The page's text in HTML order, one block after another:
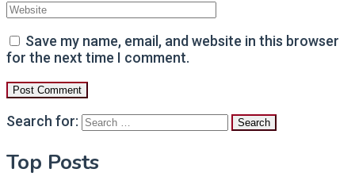
Save my name, email, and website in this browser
for the next time I comment.
Search for:
Top Posts